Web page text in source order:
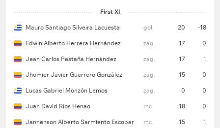
First XI
Mauro Santiago Silveira Lacuesta gol. 20 -18
Edwin Alberto Herrera Hernández zag. 17 0
Jean Carlos Pestaña Hernández zag. 17 1
Jhomier Javier Guerrero González zag. 15 0
Lucas Gabriel Monzón Lemos zag. 0 0
Juan David Ríos Henao mc. 18 0
Jannenson Alberto Sarmiento Escobar mc. 15 1